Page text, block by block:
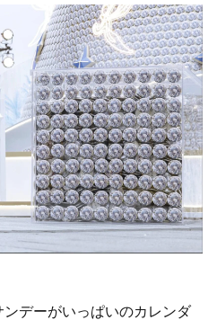
デーがいっぱいのカレンダ